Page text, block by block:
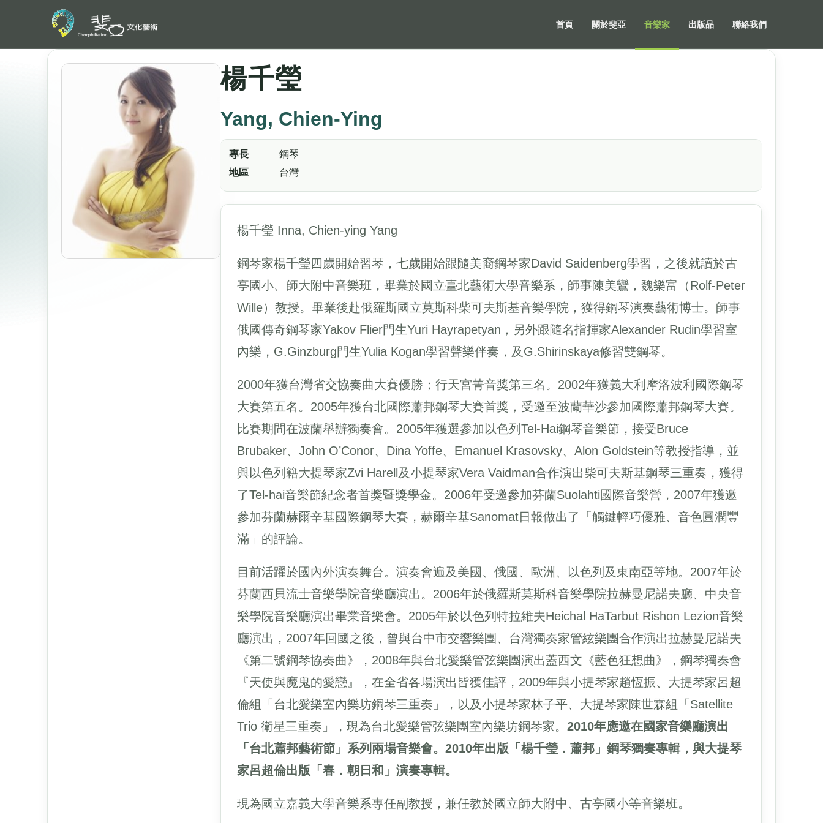
首頁 關於斐亞 音樂家 出版品 聯絡我們
楊千瑩
Yang, Chien-Ying
專長
鋼琴
地區
台灣
楊千瑩 Inna, Chien-ying Yang
鋼琴家楊千瑩四歲開始習琴，七歲開始跟隨美裔鋼琴家David Saidenberg學習，之後就讀於古
亭國小、師大附中音樂班，畢業於國立臺北藝術大學音樂系，師事陳美鸞，魏樂富（Rolf-Peter
Wille）教授。畢業後赴俄羅斯國立莫斯科柴可夫斯基音樂學院，獲得鋼琴演奏藝術博士。師事
俄國傳奇鋼琴家Yakov Flier門生Yuri Hayrapetyan，另外跟隨名指揮家Alexander Rudin學習室
內樂，G.Ginzburg門生Yulia Kogan學習聲樂伴奏，及G.Shirinskaya修習雙鋼琴。
2000年獲台灣省交協奏曲大賽優勝；行天宮菁音獎第三名。2002年獲義大利摩洛波利國際鋼琴
大賽第五名。2005年獲台北國際蕭邦鋼琴大賽首獎，受邀至波蘭華沙參加國際蕭邦鋼琴大賽。
比賽期間在波蘭舉辦獨奏會。2005年獲選參加以色列Tel-Hai鋼琴音樂節，接受Bruce
Brubaker、John O’Conor、Dina Yoffe、Emanuel Krasovsky、Alon Goldstein等教授指導，並
與以色列籍大提琴家Zvi Harell及小提琴家Vera Vaidman合作演出柴可夫斯基鋼琴三重奏，獲得
了Tel-hai音樂節紀念者首獎暨獎學金。2006年受邀參加芬蘭Suolahti國際音樂營，2007年獲邀
參加芬蘭赫爾辛基國際鋼琴大賽，赫爾辛基Sanomat日報做出了「觸鍵輕巧優雅、音色圓潤豐
滿」的評論。
目前活躍於國內外演奏舞台。演奏會遍及美國、俄國、歐洲、以色列及東南亞等地。2007年於
芬蘭西貝流士音樂學院音樂廳演出。2006年於俄羅斯莫斯科音樂學院拉赫曼尼諾夫廳、中央音
樂學院音樂廳演出畢業音樂會。2005年於以色列特拉維夫Heichal HaTarbut Rishon Lezion音樂
廳演出，2007年回國之後，曾與台中市交響樂團、台灣獨奏家管絃樂團合作演出拉赫曼尼諾夫
《第二號鋼琴協奏曲》，2008年與台北愛樂管弦樂團演出蓋西文《藍色狂想曲》，鋼琴獨奏會
『天使與魔鬼的愛戀』，在全省各場演出皆獲佳評，2009年與小提琴家趙恆振、大提琴家呂超
倫組「台北愛樂室內樂坊鋼琴三重奏」，以及小提琴家林子平、大提琴家陳世霖組「Satellite
Trio 衛星三重奏」，現為台北愛樂管弦樂團室內樂坊鋼琴家。 2010年應邀在國家音樂廳演出
「台北蕭邦藝術節」系列兩場音樂會。2010年出版「楊千瑩．蕭邦」鋼琴獨奏專輯，與大提琴
家呂超倫出版「春．朝日和」演奏專輯。
現為國立嘉義大學音樂系專任副教授，兼任教於國立師大附中、古亭國小等音樂班。